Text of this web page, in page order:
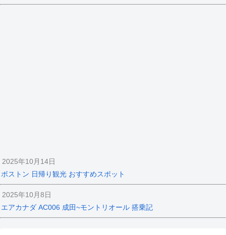
2025年10月14日
ボストン 日帰り観光 おすすめスポット
2025年10月8日
エアカナダ AC006 成田~モントリオール 搭乗記